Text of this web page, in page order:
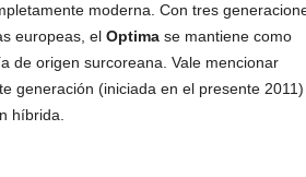
moderna. Con tres
europeas, el Optimase mantiene como
de origen surcoreana. Vale mencionar
generación (iniciada en el presente 2011)
híbrida.